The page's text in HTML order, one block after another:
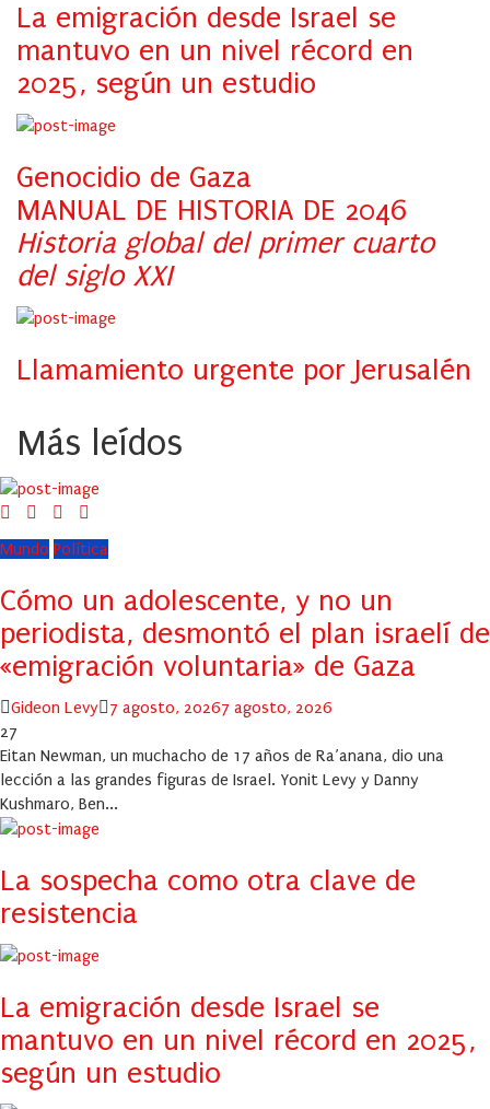
La emigración desde Israel se
mantuvo en un nivel récord en
2025, según un estudio
Genocidio de Gaza
MANUAL DE HISTORIA DE 2046
Historia global del primer cuarto
del siglo XXI
Llamamiento urgente por Jerusalén
Más leídos
Mundo Política
Cómo un adolescente, y no un
periodista, desmontó el plan israelí de
«emigración voluntaria» de Gaza
Author
Gideon Levy
Posted
7 agosto, 20267 agosto, 2026
27
Eitan Newman, un muchacho de 17 años de Ra’anana, dio una
lección a las grandes figuras de Israel. Yonit Levy y Danny
Kushmaro, Ben...
La sospecha como otra clave de
resistencia
La emigración desde Israel se
mantuvo en un nivel récord en 2025,
según un estudio